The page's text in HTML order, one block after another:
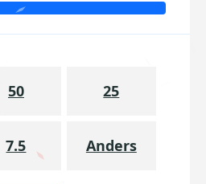
50 25
7.5 Anders